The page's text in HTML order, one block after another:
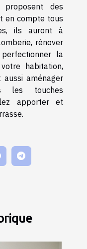
des
en compte tous
ils auront à
rénover
la
habitation,
aussi aménager
les touches
apporter et